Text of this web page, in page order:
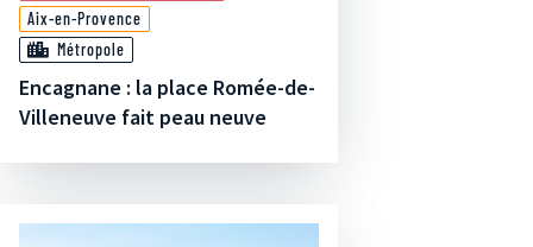
Aix-en-Provence
Métropole
Encagnane : la place Romée-de-
Villeneuve fait peau neuve